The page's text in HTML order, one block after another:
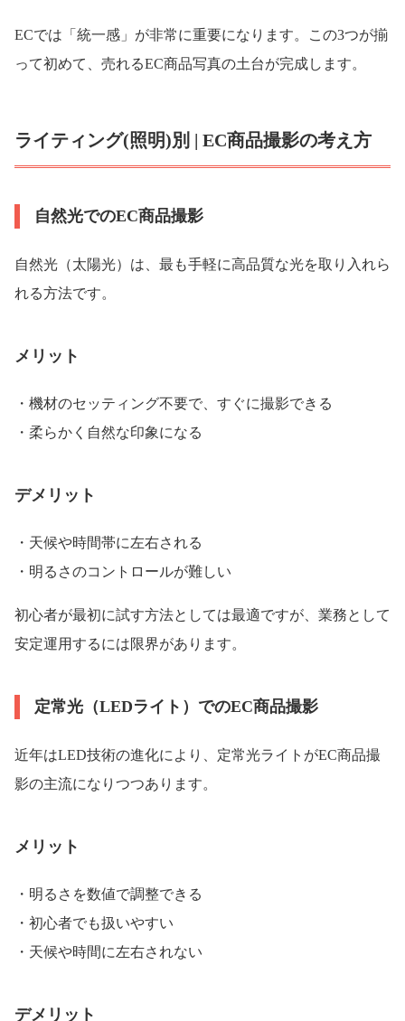
ECでは「統一感」が非常に重要になります。この3つが揃
って初めて、売れるEC商品写真の土台が完成します。
ライティング(照明)別 | EC商品撮影の考え方
自然光でのEC商品撮影
自然光（太陽光）は、最も手軽に高品質な光を取り入れら
れる方法です。
メリット
・機材のセッティング不要で、すぐに撮影できる
・柔らかく自然な印象になる
デメリット
・天候や時間帯に左右される
・明るさのコントロールが難しい
初心者が最初に試す方法としては最適ですが、業務として
安定運用するには限界があります。
定常光（LEDライト）でのEC商品撮影
近年はLED技術の進化により、定常光ライトがEC商品撮
影の主流になりつつあります。
メリット
・明るさを数値で調整できる
・初心者でも扱いやすい
・天候や時間に左右されない
デメリット